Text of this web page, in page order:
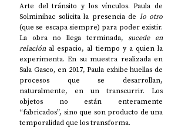
Arte del tránsito y los vínculos. Paula de
Solminihac solicita la presencia de
(que se escapa siempre) para poder existir.
La obra no llega terminada, sucede en
relación al espacio, al tiempo y a quien la
experimenta. En su muestra realizada en
Sala Gasco, en 2017, Paula exhibe huellas de
procesos que se desarrollan,
naturalmente, en un transcurrir. Los
objetos no están enteramente
“fabricados”, sino que son producto de una
temporalidad que los transforma.